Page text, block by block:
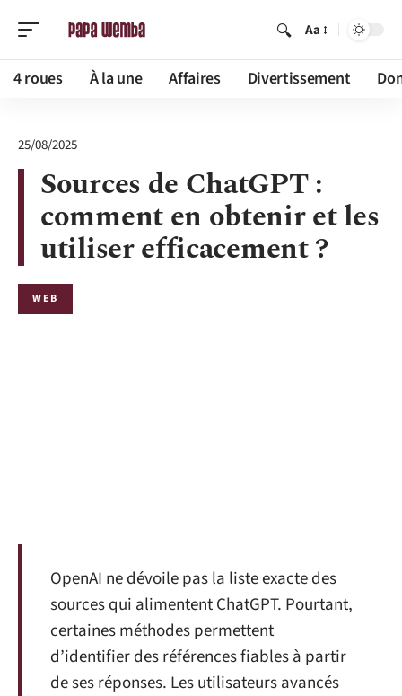
Aa
4 roues À la une Affaires Divertissement
25/08/2025
Sources de ChatGPT :
comment en obtenir et les
utiliser efficacement ?
WEB
OpenAI ne dévoile pas la liste exacte des
sources qui alimentent ChatGPT. Pourtant,
certaines méthodes permettent
d’identifier des références fiables à partir
de ses réponses. Les utilisateurs avancés